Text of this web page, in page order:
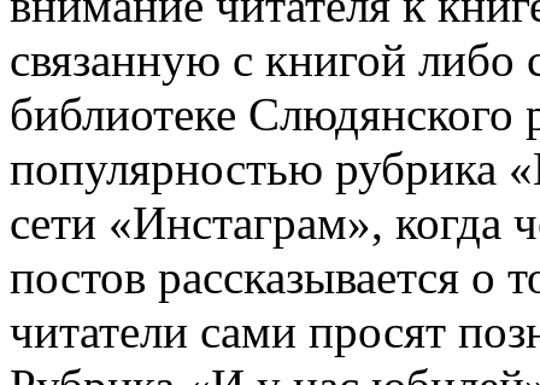
связанную с книгой либо
библиотеке Слюдянского
популярностью рубрика
сети «Инстаграм», когда
постов рассказывается о
читатели сами просят